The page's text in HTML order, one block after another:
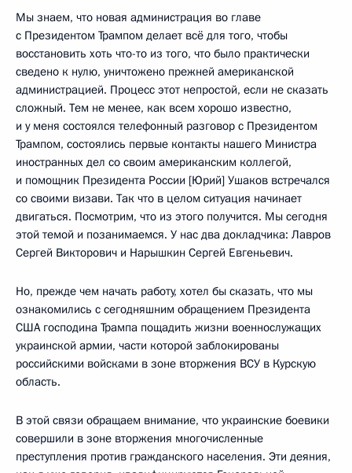
Мы знаем, что новая администрация во главе
с Президентом Трампом делает всё для того, чтобы
восстановить хоть что-то из того, что было практически
сведено к нулю, уничтожено прежней американской
администрацией. Процесс этот непростой, если не сказать
сложный. Тем не менее, как всем хорошо известно,
и у меня состоялся телефонный разговор с Президентом
Трампом, состоялись первые контакты нашего Министра
иностранных дел со своим американским коллегой,
и помощник Президента России [Юрий] Ушаков встречался
со своими визави. Так что в целом ситуация начинает
двигаться. Посмотрим, что из этого получится. Мы сегодня
этой темой и позанимаемся. У нас два докладчика: Лавров
Сергей Викторович и Нарышкин Сергей Евгеньевич.
Но, прежде чем начать работу, хотел бы сказать, что мы
ознакомились с сегодняшним обращением Президента
США господина Трампа пощадить жизни военнослужащих
украинской армии, части которой заблокированы
российскими войсками в зоне вторжения ВСУ в Курскую
область.
В этой связи обращаем внимание, что украинские боевики
совершили в зоне вторжения многочисленные
преступления против гражданского населения. Эти деяния,